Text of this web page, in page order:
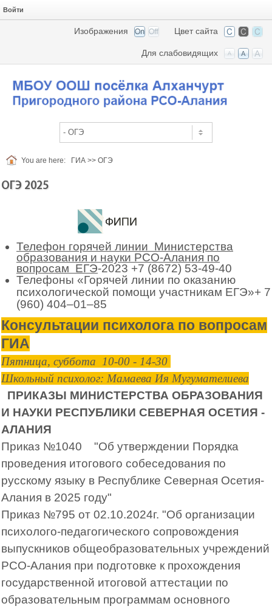
Войти
Цвет сайта
Изображения
Для слабовидящих
You are here: ГИА >> ОГЭ
ОГЭ 2025
Телефон горячей линии Министерства
образования и науки РСО-Алания по
вопросам ЕГЭ-2023 +7 (8672) 53-49-40
Телефоны «Горячей линии по оказанию
психологической помощи участникам ЕГЭ»+ 7
(960) 404–01–85
Консультации психолога по вопросам
ГИА
Пятница, суббота 10-00 - 14-30
Школьный психолог: Мамаева Ия Мугумателиева
ПРИКАЗЫ МИНИСТЕРСТВА ОБРАЗОВАНИЯ
И НАУКИ РЕСПУБЛИКИ СЕВЕРНАЯ ОСЕТИЯ -
АЛАНИЯ
Приказ №1040 "Об утверждении Порядка
проведения итогового собеседования по
русскому языку в Республике Северная Осетия-
Алания в 2025 году"
Приказ №795 от 02.10.2024г. "Об организации
психолого-педагогического сопровождения
выпускников общеобразовательных учреждений
РСО-Алания при подготовке к прохождения
государственной итоговой аттестации по
образовательным программам основного